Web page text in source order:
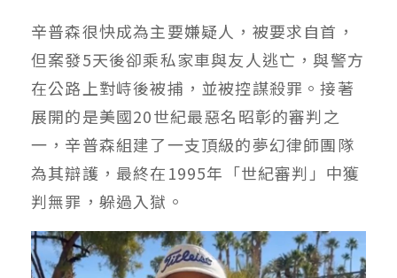
辛普森很快成為主要嫌疑人，被要求自首，
但案發5天後卻乘私家車與友人逃亡，與警方
在公路上對峙後被捕，並被控謀殺罪。接著
展開的是美國20世紀最惡名昭彰的審判之
一，辛普森組建了一支頂級的夢幻律師團隊
為其辯護，最終在1995年「世紀審判」中獲
判無罪，躲過入獄。